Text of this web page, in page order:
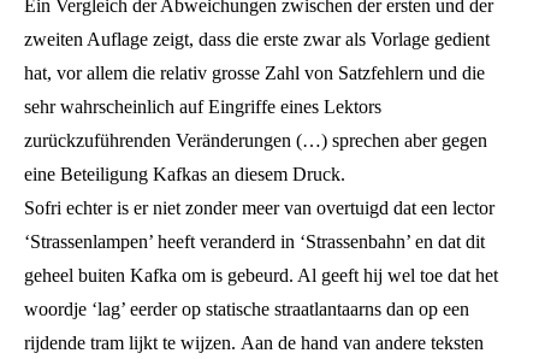
Ein Vergleich der Abweichungen zwischen der ersten und der
zweiten Auflage zeigt, dass die erste zwar als Vorlage gedient
hat, vor allem die relativ grosse Zahl von Satzfehlern und die
sehr wahrscheinlich auf Eingriffe eines Lektors
zurückzuführenden Veränderungen (…) sprechen aber gegen
eine Beteiligung Kafkas an diesem Druck.
Sofri echter is er niet zonder meer van overtuigd dat een lector
‘Strassenlampen’ heeft veranderd in ‘Strassenbahn’ en dat dit
geheel buiten Kafka om is gebeurd. Al geeft hij wel toe dat het
woordje ‘lag’ eerder op statische straatlantaarns dan op een
rijdende tram lijkt te wijzen. Aan de hand van andere teksten